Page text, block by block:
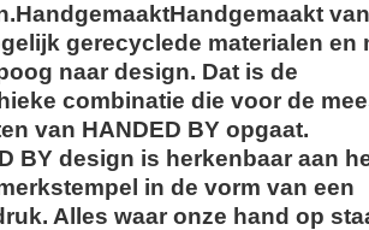
gerecyclede materialen en
naar design. Dat is de
combinatie die voor de
van HANDED BY opgaat.
BY design is herkenbaar aan
in de vorm van een
Alles waar onze hand op